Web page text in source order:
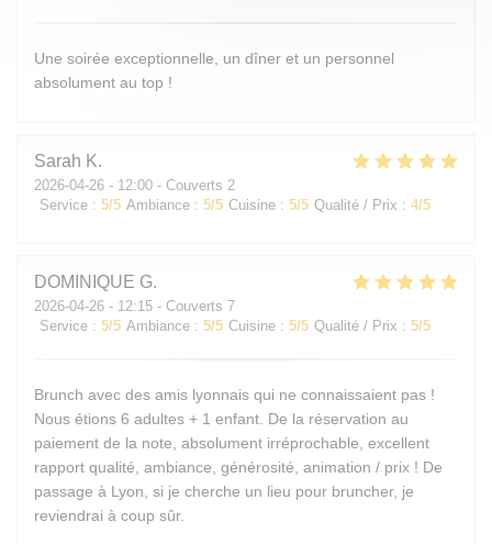
Une soirée exceptionnelle, un dîner et un personnel
absolument au top !
Sarah K
2026-04-26 - 12:00 - Couverts 2
Service : 5/5 Ambiance : 5/5 Cuisine : 5/5 Qualité / Prix : 4/5
DOMINIQUE G
2026-04-26 - 12:15 - Couverts 7
Service : 5/5 Ambiance : 5/5 Cuisine : 5/5 Qualité / Prix : 5/5
Brunch avec des amis lyonnais qui ne connaissaient pas !
Nous étions 6 adultes + 1 enfant. De la réservation au
paiement de la note, absolument irréprochable, excellent
rapport qualité, ambiance, générosité, animation / prix ! De
passage à Lyon, si je cherche un lieu pour bruncher, je
reviendrai à coup sûr.